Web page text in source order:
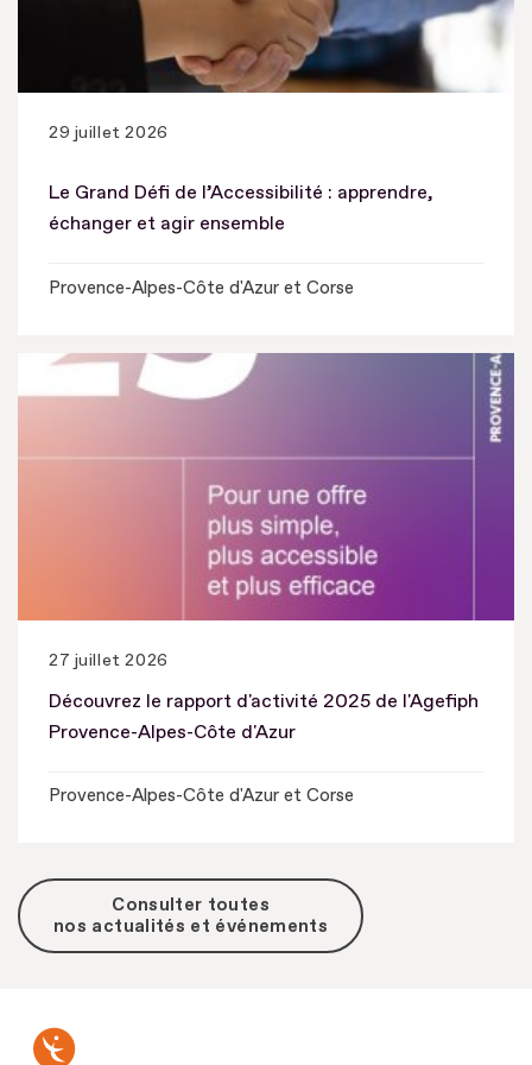
29 juillet 2026
Le Grand Défi de l’Accessibilité : apprendre,
échanger et agir ensemble
Provence-Alpes-Côte d'Azur et Corse
27 juillet 2026
Découvrez le rapport d'activité 2025 de l'Agefiph
Provence-Alpes-Côte d'Azur
Provence-Alpes-Côte d'Azur et Corse
Consulter toutes
nos actualités et événements